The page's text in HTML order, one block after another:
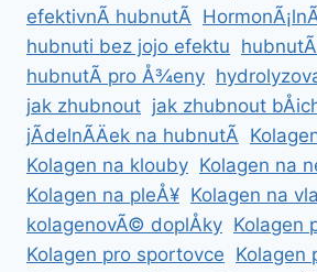
efektivnÃ­ hubnutÃ­
hubnuti bez jojo efektu
hubnutÃ­ pro Å¾eny
jak zhubnout jak zhubnout
jÃ­delnÃ­Äek na hubnutÃ­
Kolagen na klouby Kolagen na
Kolagen na pleÅ¥ Kolagen na
kolagenovÃ© doplÅky Kolagen
Kolagen pro sportovce Kolagen